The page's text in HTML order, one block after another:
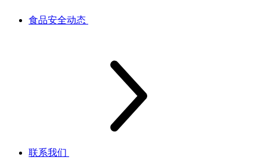
食品安全动态
联系我们